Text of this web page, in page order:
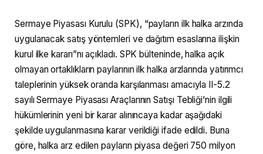
Sermaye Piyasası Kurulu (SPK), “payların ilk halka arzında
uygulanacak satış yöntemleri ve dağıtım esaslarına ilişkin
kurul ilke kararı”nı açıkladı. SPK bülteninde, halka açık
olmayan ortaklıkların paylarının ilk halka arzlarında yatırımcı
taleplerinin yüksek oranda karşılanması amacıyla II-5.2
sayılı Sermaye Piyasası Araçlarının Satışı Tebliği’nin ilgili
hükümlerinin yeni bir karar alınıncaya kadar aşağıdaki
şekilde uygulanmasına karar verildiği ifade edildi. Buna
göre, halka arz edilen payların piyasa değeri 750 milyon